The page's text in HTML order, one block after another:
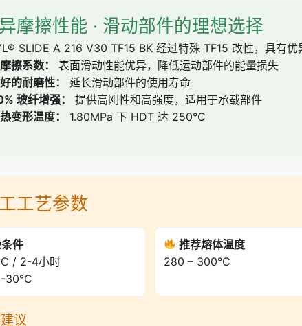
摩擦性能 · 滑动部件的理想选择
SLIDE A 216 V30 TF15 BK 经过特殊 TF15 改性，具有优
擦系数：
表面滑动性能优异，降低运动部件的能量损失
的耐磨性：
延长滑动部件的使用寿命
玻纤增强：
提供高刚性和高强度，适用于承载部件
变形温度：
1.80MPa 下 HDT 达 250°C
工艺参数
件
/ 2-4小时
30°C
推荐熔体温度
280 – 300°C
议